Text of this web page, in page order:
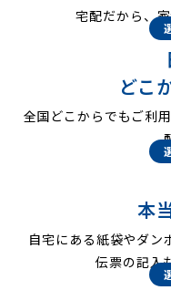
宅配だから、
どこ
全国どこからでもご利
本
自宅にある紙袋やダン
伝票の記入